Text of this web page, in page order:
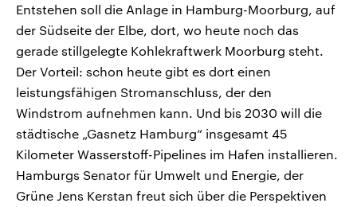
Entstehen soll die Anlage in Hamburg-Moorburg, auf
der Südseite der Elbe, dort, wo heute noch das
gerade stillgelegte Kohlekraftwerk Moorburg steht.
Der Vorteil: schon heute gibt es dort einen
leistungsfähigen Stromanschluss, der den
Windstrom aufnehmen kann. Und bis 2030 will die
städtische „Gasnetz Hamburg“ insgesamt 45
Kilometer Wasserstoff-Pipelines im Hafen installieren.
Hamburgs Senator für Umwelt und Energie, der
Grüne Jens Kerstan freut sich über die Perspektiven